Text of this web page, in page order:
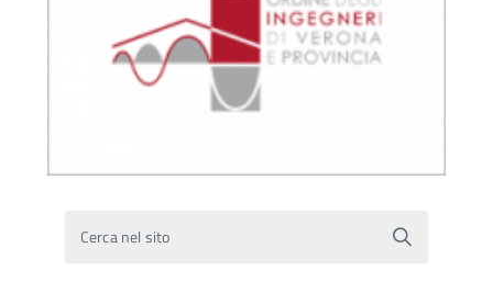
Cerca nel sito